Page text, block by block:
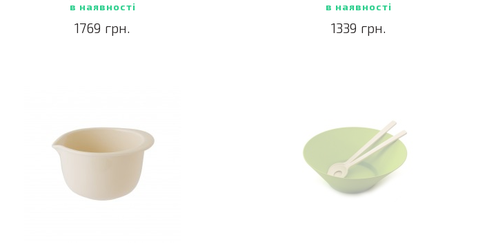
в наявності
1769 грн.
в наявності
1339 грн.